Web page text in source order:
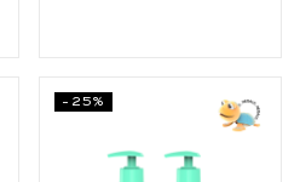
-25%